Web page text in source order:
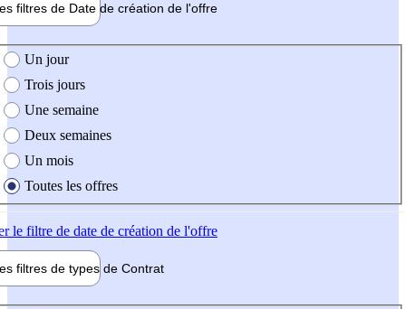
filtres de Date de création de l'offre
création de l'offre
Un jour
Trois jours
Une semaine
Deux semaines
Un mois
Toutes les offres
le filtre de date de création de l'offre
filtres de types de Contrat